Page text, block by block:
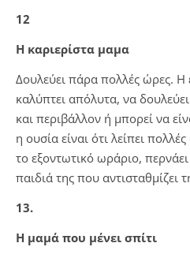
12
Η καριερίστα μαμα
Δουλεύει πάρα πολλές ώρες. Η
καλύπτει απόλυτα, να
και περιβάλλον ή μπορεί να
η ουσία είναι ότι λείπει
το εξοντωτικό ωράριο,
παιδιά της που αντισταθμίζει
13.
Η μαμά που μένει σπίτι